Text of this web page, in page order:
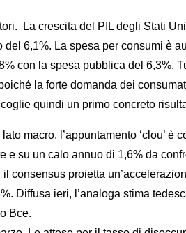
La crescita del PIL degli Stati
6,1%. La spesa per consumi è
con la spesa pubblica del 6,3%.
la forte domanda dei
quindi un primo concreto
macro, l’appuntamento ‘clou’
su un calo annuo di 1,6% da
consensus proietta
Diffusa ieri, l’analoga stima
Bce.